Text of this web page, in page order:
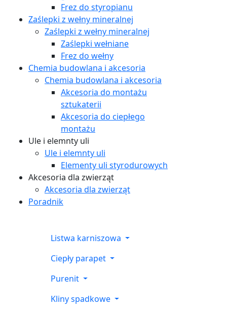
Frez do styropianu
Zaślepki z wełny mineralnej
Zaślepki z wełny mineralnej
Zaślepki wełniane
Frez do wełny
Chemia budowlana i akcesoria
Chemia budowlana i akcesoria
Akcesoria do montażu
sztukaterii
Akcesoria do ciepłego
montażu
Ule i elemnty uli
Ule i elemnty uli
Elementy uli styrodurowych
Akcesoria dla zwierząt
Akcesoria dla zwierząt
Poradnik
Listwa karniszowa
Ciepły parapet
Purenit
Kliny spadkowe